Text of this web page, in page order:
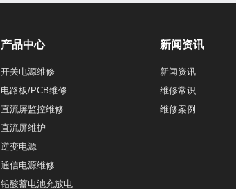
产品中心
开关电源维修
电路板/PCB维修
直流屏监控维修
直流屏维护
逆变电源
通信电源维修
铅酸蓄电池充放电
新闻资讯
新闻资讯
维修常识
维修案例